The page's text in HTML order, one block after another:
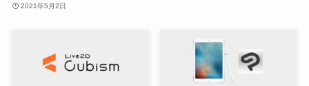
2021年5月2日